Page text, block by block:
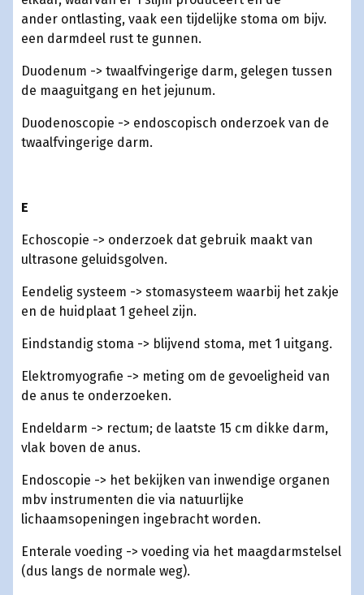
ander ontlasting, vaak een tijdelijke stoma om bijv.
een darmdeel rust te gunnen.
Duodenum -> twaalfvingerige darm, gelegen tussen
de maaguitgang en het jejunum.
Duodenoscopie -> endoscopisch onderzoek van de
twaalfvingerige darm.
E
Echoscopie -> onderzoek dat gebruik maakt van
ultrasone geluidsgolven.
Eendelig systeem -> stomasysteem waarbij het zakje
en de huidplaat 1 geheel zijn.
Eindstandig stoma -> blijvend stoma, met 1 uitgang.
Elektromyografie -> meting om de gevoeligheid van
de anus te onderzoeken.
Endeldarm -> rectum; de laatste 15 cm dikke darm,
vlak boven de anus.
Endoscopie -> het bekijken van inwendige organen
mbv instrumenten die via natuurlijke
lichaamsopeningen ingebracht worden.
Enterale voeding -> voeding via het maagdarmstelsel
(dus langs de normale weg).